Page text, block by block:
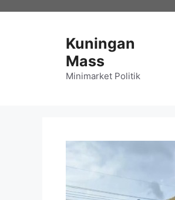
Kuningan
Mass
Minimarket Politik